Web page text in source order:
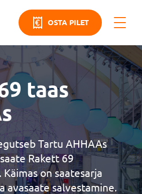
OSTA PILET
taas
Tartu AHHAAs
Rakett 69
on saatesarja
avasaate salvestamine.